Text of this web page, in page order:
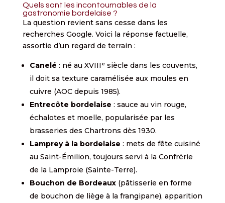
Quels sont les incontournables de la
gastronomie bordelaise ?
La question revient sans cesse dans les
recherches Google. Voici la réponse factuelle,
assortie d’un regard de terrain :
Canelé : né au XVIIIᵉ siècle dans les couvents,
il doit sa texture caramélisée aux moules en
cuivre (AOC depuis 1985).
Entrecôte bordelaise : sauce au vin rouge,
échalotes et moelle, popularisée par les
brasseries des Chartrons dès 1930.
Lamprey à la bordelaise : mets de fête cuisiné
au Saint-Émilion, toujours servi à la Confrérie
de la Lamproie (Sainte-Terre).
Bouchon de Bordeaux(pâtisserie en forme
de bouchon de liège à la frangipane), apparition